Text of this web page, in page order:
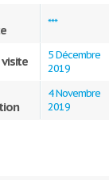
***
5 Décembre
2019
4 Novembre
2019